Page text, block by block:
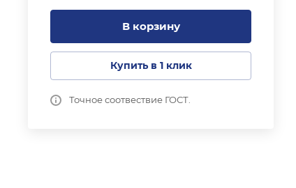
В корзину
Купить в 1 клик
Точное соотвествие ГОСТ.